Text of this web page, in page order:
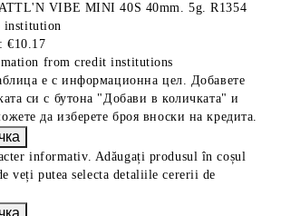
VIBE MINI 40S 40mm. 5g. R1354
institution
€10.17
from credit institutions
е с информационна цел. Добавете
си с бутона "Добави в количката" и
да изберете броя вноски на кредита.
informativ. Adăugați produsul în coșul
veți putea selecta detaliile cererii de